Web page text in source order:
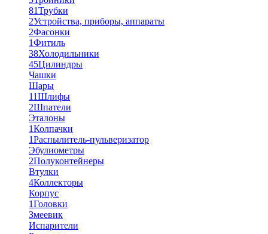
81Трубки
2Устройства, приборы, аппараты
2Фасонки
1Фитиль
38Холодильники
45Цилиндры
Чашки
Шары
11Шлифы
2Шпатели
Эталоны
1Колпачки
1Распылитель-пульверизатор
Эбулиометры
2Полуконтейнеры
Втулки
4Коллекторы
Корпус
1Головки
Змеевик
Испарители